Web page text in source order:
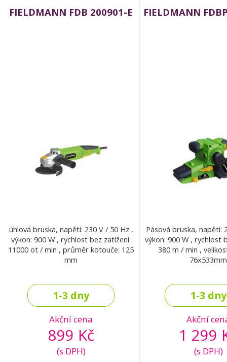
FIELDMANN FDB 200901-E
úhlová bruska, napětí: 230 V / 50 Hz ,
výkon: 900 W , rychlost bez zatížení:
11000 ot / min , průměr kotouče: 125
mm
1-3 dny
Akční cena
899 Kč
(s DPH)
FIELDMANN
Pásová bruska, napětí:
výkon: 900 W , rychlost
380 m / min ,
76x533mm
1-3 dny
Akční
1 299
(s DPH)